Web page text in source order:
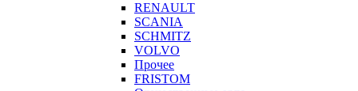
RENAULT
SCANIA
SCHMITZ
VOLVO
Прочее
FRISTOM